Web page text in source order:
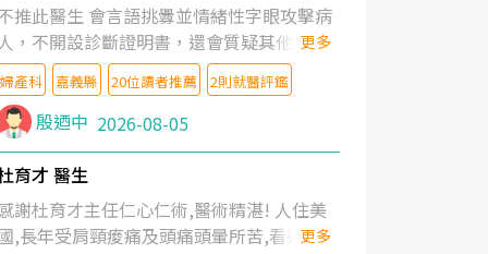
推此醫生 會言語挑釁並情緒性字眼攻擊病
人，不開設診斷證明書，還會質疑其他醫生
判斷！
更多
婦產科 嘉義縣 20位讀者推薦 2則就醫評鑑
殷迺中 2026-08-05
育才 醫生
謝杜育才主任仁心仁術,醫術精湛! 人住美
,長年受肩頸痠痛及頭痛頭暈所苦,看遍名醫
更多